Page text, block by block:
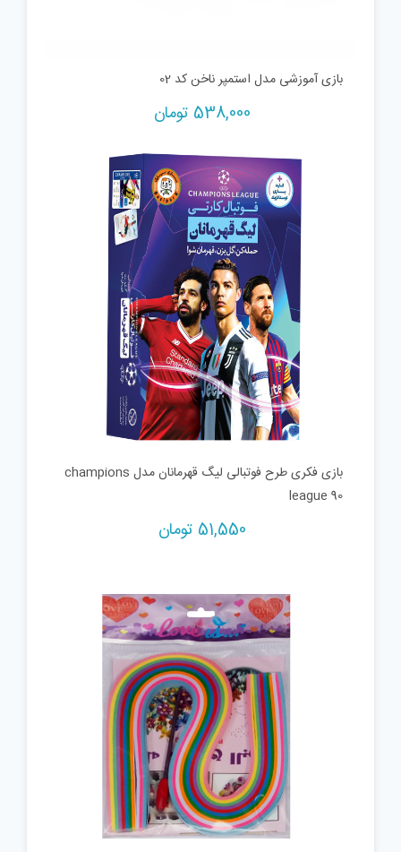
بازی آموزشی مدل استمپر ناخن کد 02
538,000 تومان
بازی فکری طرح فوتبالی لیگ قهرمانان مدل champions
league 90
51,550 تومان